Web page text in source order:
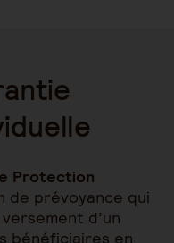
Protection
de prévoyance qui
d’un
bénéficiaires en